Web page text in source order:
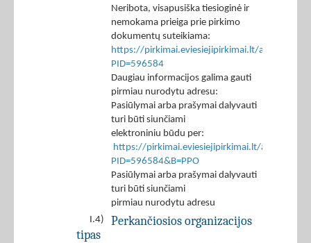
Neribota, visapusiška tiesioginė ir
nemokama prieiga prie pirkimo
dokumentų suteikiama:
https://pirkimai.eviesiejipirkimai.lt/app/rfq/
PID=596584
Daugiau informacijos galima gauti
pirmiau nurodytu adresu:
Pasiūlymai arba prašymai dalyvauti
turi būti siunčiami
elektroniniu būdu per:
https://pirkimai.eviesiejipirkimai.lt/app/rfq/
PID=596584&B=PPO
Pasiūlymai arba prašymai dalyvauti
turi būti siunčiami
pirmiau nurodytu adresu
I.4)
Perkančiosios organizacijos
tipas